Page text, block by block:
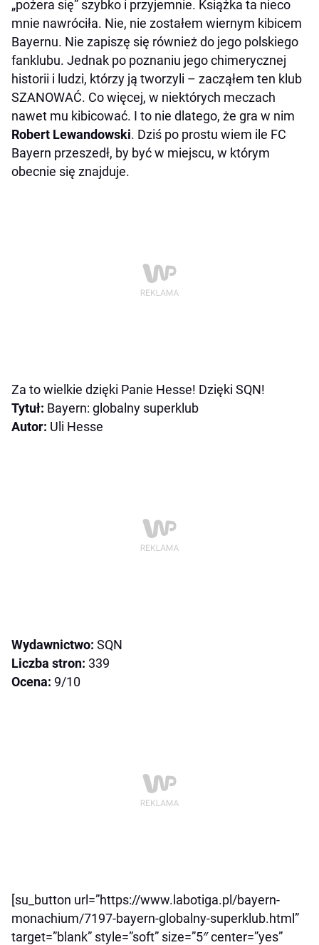
„pożera się” szybko i przyjemnie. Książka ta nieco
mnie nawróciła. Nie, nie zostałem wiernym kibicem
Bayernu. Nie zapiszę się również do jego polskiego
fanklubu. Jednak po poznaniu jego chimerycznej
historii i ludzi, którzy ją tworzyli – zacząłem ten klub
SZANOWAĆ. Co więcej, w niektórych meczach
nawet mu kibicować. I to nie dlatego, że gra w nim
Robert Lewandowski. Dziś po prostu wiem ile FC
Bayern przeszedł, by być w miejscu, w którym
obecnie się znajduje.
Za to wielkie dzięki Panie Hesse! Dzięki SQN!
Tytuł: Bayern: globalny superklub
Autor: Uli Hesse
Wydawnictwo: SQN
Liczba stron: 339
Ocena: 9/10
[su_button url=”https://www.labotiga.pl/bayern-
monachium/7197-bayern-globalny-superklub.html”
target=”blank” style=”soft” size=”5″ center=”yes”